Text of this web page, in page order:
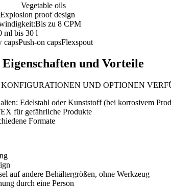
Vegetable oils
proof design
Bis zu 8 CPM
ml bis 30 l
capsPush-on capsFlexspout
Eigenschaften und Vorteile
UND OPTIONEN
Edelstahl oder Kunststoff (bei korrosivem
für gefährliche Produkte
Formate
auf andere Behältergrößen, ohne Werkzeug
durch eine Person